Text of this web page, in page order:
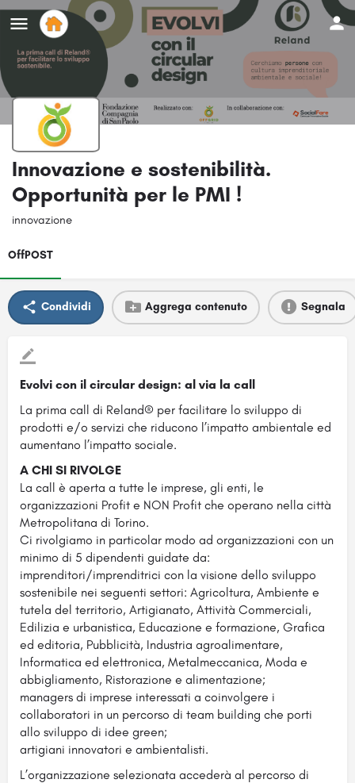
Innovazione e sostenibilità.
Opportunità per le PMI !
innovazione
OffPOST
Condividi Aggrega contenuto Segnala
Evolvi con il circular design: al via la call
La prima call di Reland® per facilitare lo sviluppo di
prodotti e/o servizi che riducono l’impatto ambientale ed
aumentano l’impatto sociale.
A CHI SI RIVOLGE
La call è aperta a tutte le imprese, gli enti, le
organizzazioni Profit e NON Profit che operano nella città
Metropolitana di Torino.
Ci rivolgiamo in particolar modo ad organizzazioni con un
minimo di 5 dipendenti guidate da:
imprenditori/imprenditrici con la visione dello sviluppo
sostenibile nei seguenti settori: Agricoltura, Ambiente e
tutela del territorio, Artigianato, Attività Commerciali,
Edilizia e urbanistica, Educazione e formazione, Grafica
ed editoria, Pubblicità, Industria agroalimentare,
Informatica ed elettronica, Metalmeccanica, Moda e
abbigliamento, Ristorazione e alimentazione;
managers di imprese interessati a coinvolgere i
collaboratori in un percorso di team building che porti
allo sviluppo di idee green;
artigiani innovatori e ambientalisti.
L’organizzazione selezionata accederà al percorso di